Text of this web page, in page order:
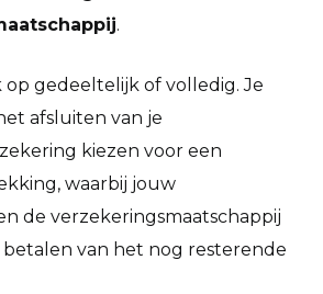
.
gedeeltelijk of volledig. Je
afsluiten van je
kiezen voor een
waarbij jouw
de verzekeringsmaatschappij
betalen van het nog resterende